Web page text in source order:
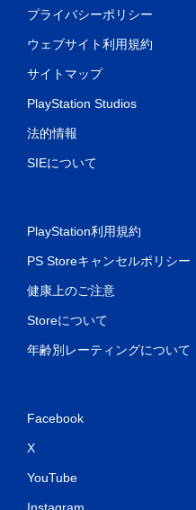
プライバシーポリシー
ウェブサイト利用規約
サイトマップ
PlayStation Studios
法的情報
SIEについて
PlayStation利用規約
PS Storeキャンセルポリシー
健康上のご注意
Storeについて
年齢別レーティングについて
Facebook
X
YouTube